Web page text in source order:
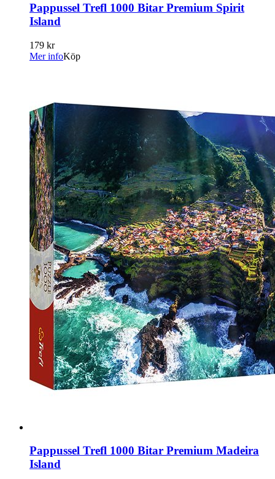
Pappussel Trefl 1000 Bitar Premium Spirit
Island
179 kr
Mer infoKöp
Pappussel Trefl 1000 Bitar Premium Madeira
Island